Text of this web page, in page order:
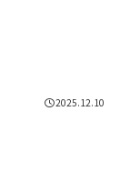
2025.12.10